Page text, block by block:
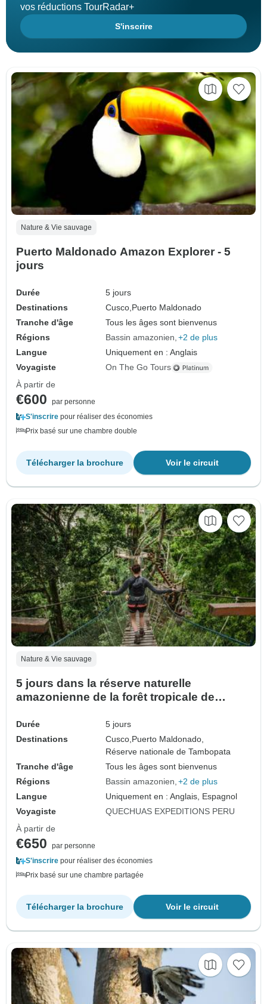
vos réductions TourRadar+
S'inscrire
Nature & Vie sauvage
Puerto Maldonado Amazon Explorer - 5
jours
Durée
5 jours
Destinations
Cusco,Puerto Maldonado
Tranche d'âge
Tous les âges sont bienvenus
Régions
Bassin amazonien +2 de plus
Langue
Uniquement en : Anglais
Voyagiste
On The Go Tours
À partir de
€600
par personne
S'inscrire pour réaliser des économies
Prix basé sur une chambre double
Voir le circuit
Télécharger la brochure
Nature & Vie sauvage
5 jours dans la réserve naturelle
amazonienne de la forêt tropicale de
Cusco
Durée
5 jours
Destinations
Cusco,Puerto Maldonado,
Réserve nationale de Tambopata
Tranche d'âge
Tous les âges sont bienvenus
Régions
Bassin amazonien +2 de plus
Langue
Uniquement en : Anglais, Espagnol
Voyagiste
QUECHUAS EXPEDITIONS PERU
À partir de
€650
par personne
S'inscrire pour réaliser des économies
Prix basé sur une chambre partagée
Voir le circuit
Télécharger la brochure